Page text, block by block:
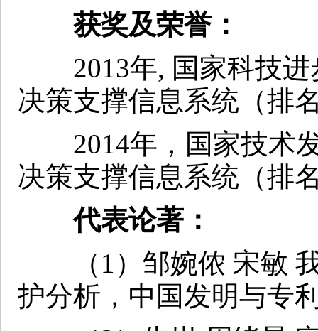
获奖及荣誉：
2013年, 国家科技进
决策支撑信息系统（排
2014年，国家技术发
决策支撑信息系统（排
代表论著：
（1）邹婉侬 宋敏 我
护分析，中国发明与专